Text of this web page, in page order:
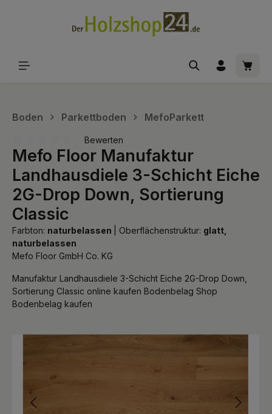
Boden Parkettboden MefoParkett
Durchschnittliche Bewertung von 0 von 5 Sternen
Bewerten
Mefo Floor Manufaktur
Landhausdiele 3-Schicht Eiche
2G-Drop Down, Sortierung
Classic
Farbton: naturbelassen Oberflächenstruktur: glatt,
naturbelassen
Mefo Floor GmbH Co. KG
Manufaktur Landhausdiele 3-Schicht Eiche 2G-Drop Down,
Sortierung Classic online kaufen Bodenbelag Shop
Bodenbelag kaufen